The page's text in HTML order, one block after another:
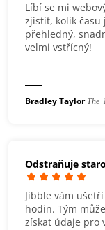
Líbí se mi
zjistit, kolik času
přehledný,
velmi vstřícný!
Bradley Taylor The
Odstraňuje
Jibble vám
hodin. Tým
získat údaje pro